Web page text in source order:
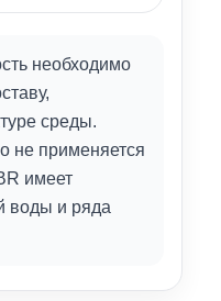
необходимо
среды.
не применяется
имеет
воды и ряда